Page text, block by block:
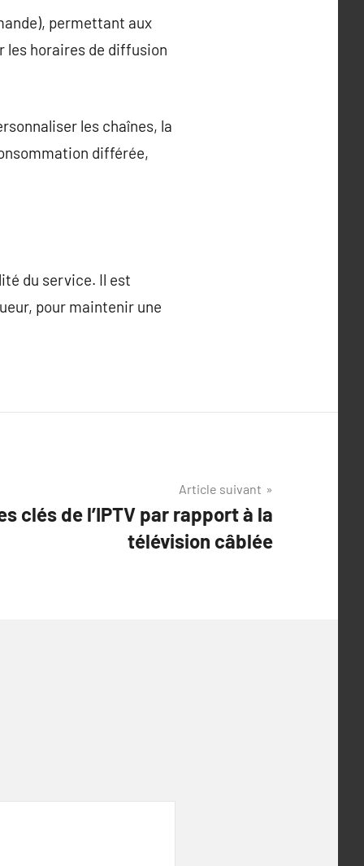
permettant aux
les horaires de diffusion
les chaînes, la
différée,
du service. Il est
pour maintenir une
Article suivant
clés de l’IPTV par rapport à la
télévision câblée